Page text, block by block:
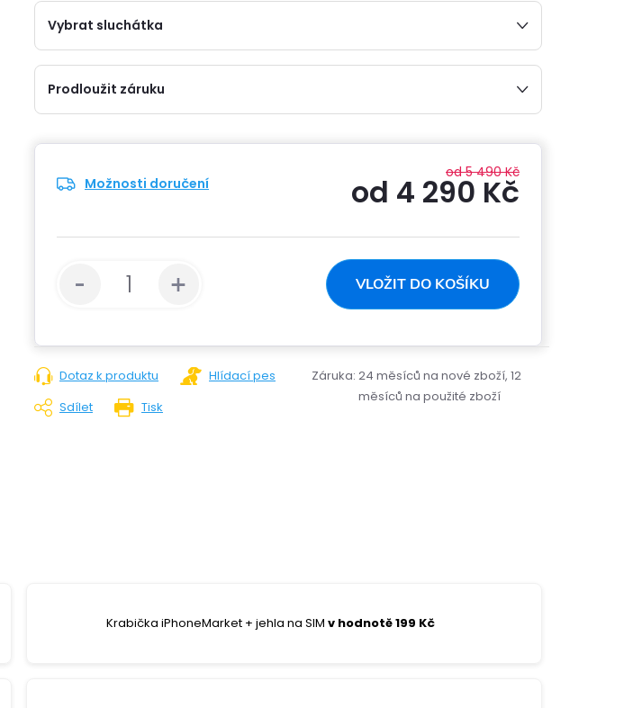
Vybrat sluchátka
Prodloužit záruku
Možnosti doručení
od 5 490 Kč
od 4 290 Kč
cena:
VLOŽIT DO KOŠÍKU
Tisk
Dotaz k produktu
Hlídací pes
Sdílet
Záruka: 24 měsíců na nové zboží, 12
měsíců na použité zboží
Krabička iPhoneMarket + jehla na SIM v hodnotě 199 Kč